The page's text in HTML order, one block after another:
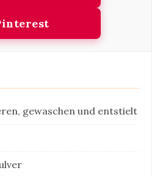
gewaschen und entstielt